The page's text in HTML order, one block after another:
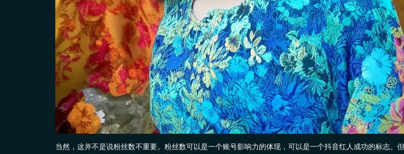
当然，这并不是说粉丝数不重要。粉丝数可以是一个账号影响力的体现，可以是一个抖音红人成功的标志。但